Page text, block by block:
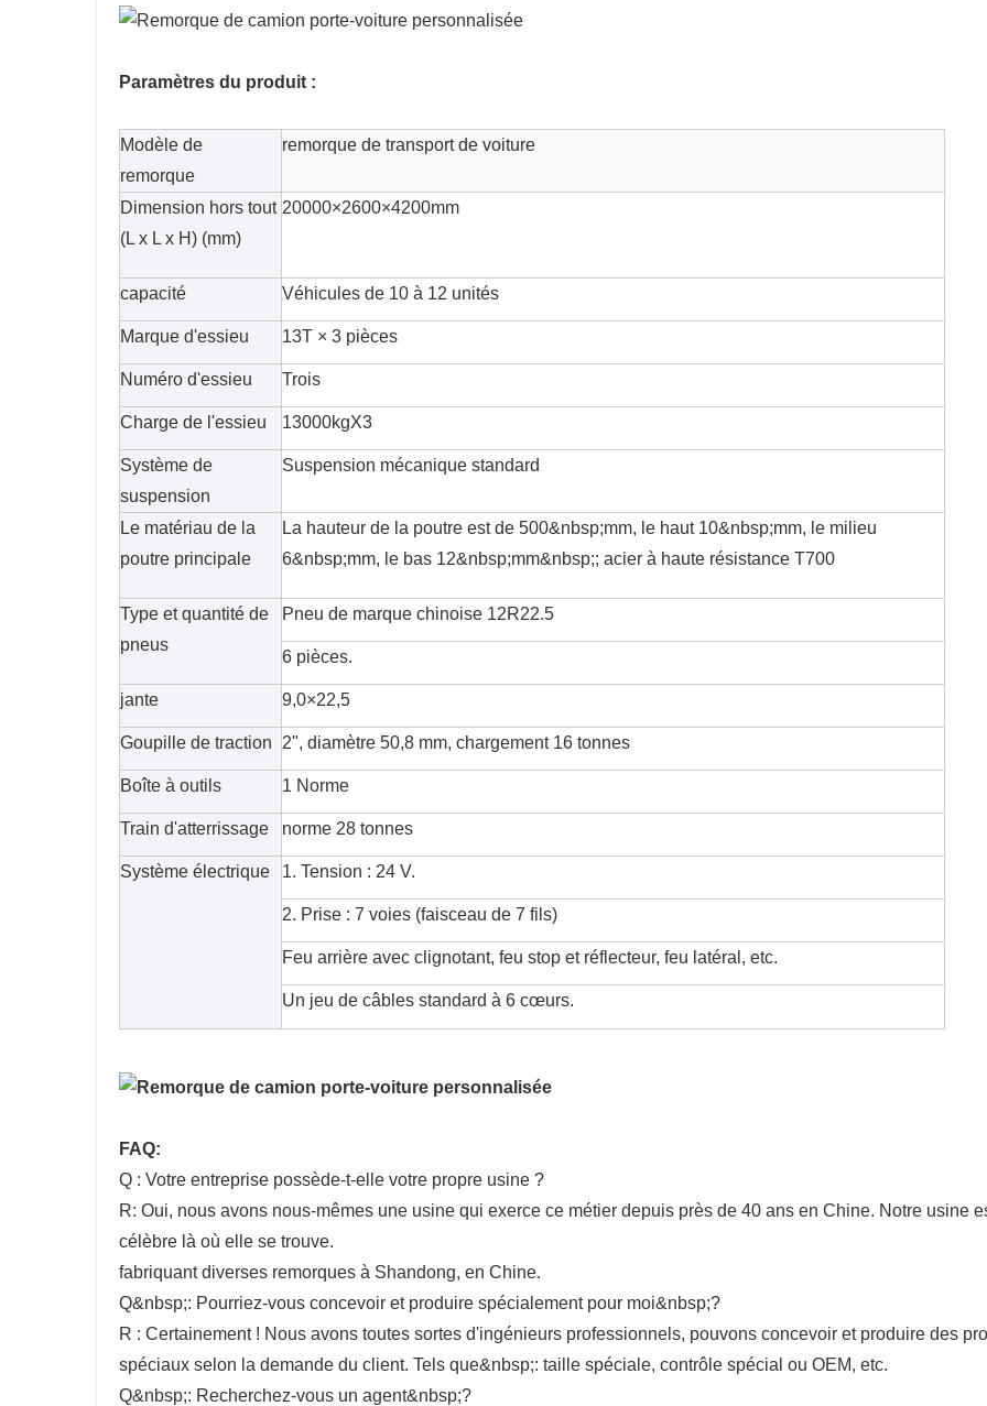
Paramètres du produit :
Modèle de
remorque
remorque de transport de voiture
Dimension hors tout
(L x L x H) (mm)
20000×2600×4200mm
capacité Véhicules de 10 à 12 unités
Marque d'essieu 13T × 3 pièces
Numéro d'essieu Trois
Charge de l'essieu 13000kgX3
Système de
suspension
Suspension mécanique standard
Le matériau de la
poutre principale
La hauteur de la poutre est de 500&nbsp;mm, le haut 10&nbsp;mm, le milieu
6&nbsp;mm, le bas 12&nbsp;mm&nbsp;; acier à haute résistance T700
Type et quantité de
pneus
Pneu de marque chinoise 12R22.5
6 pièces.
jante 9,0×22,5
Goupille de traction 2", diamètre 50,8 mm, chargement 16 tonnes
Boîte à outils 1 Norme
Train d'atterrissage norme 28 tonnes
Système électrique 1. Tension : 24 V.
2. Prise : 7 voies (faisceau de 7 fils)
Feu arrière avec clignotant, feu stop et réflecteur, feu latéral, etc.
Un jeu de câbles standard à 6 cœurs.
FAQ:
Q : Votre entreprise possède-t-elle votre propre usine ?
R: Oui, nous avons nous-mêmes une usine qui exerce ce métier depuis près de 40 ans en Chine. Notre usine
célèbre là où elle se trouve.
fabriquant diverses remorques à Shandong, en Chine.
Q&nbsp;: Pourriez-vous concevoir et produire spécialement pour moi&nbsp;?
R : Certainement ! Nous avons toutes sortes d'ingénieurs professionnels, pouvons concevoir et produire des
spéciaux selon la demande du client. Tels que&nbsp;: taille spéciale, contrôle spécial ou OEM, etc.
Q&nbsp;: Recherchez-vous un agent&nbsp;?